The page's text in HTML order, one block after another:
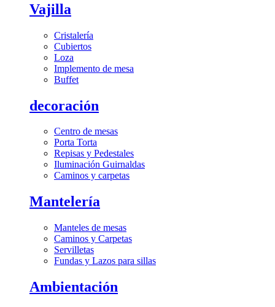
Vajilla
Cristalería
Cubiertos
Loza
Implemento de mesa
Buffet
decoración
Centro de mesas
Porta Torta
Repisas y Pedestales
Iluminación Guirnaldas
Caminos y carpetas
Mantelería
Manteles de mesas
Caminos y Carpetas
Servilletas
Fundas y Lazos para sillas
Ambientación